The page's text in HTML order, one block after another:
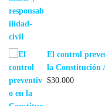
El control
la Constitución
$30.000